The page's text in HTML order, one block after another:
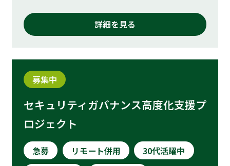
詳細を見る
募集中
セキュリティガバナンス高度化支援プ
ロジェクト
急募 リモート併用
30代活躍中